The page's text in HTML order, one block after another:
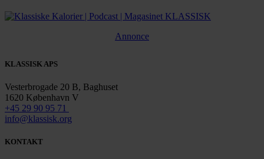
Annonce
KLASSISK APS
Vesterbrogade 20 B, Baghuset
1620 København V
+45 29 90 95 71
info@klassisk.org
KONTAKT